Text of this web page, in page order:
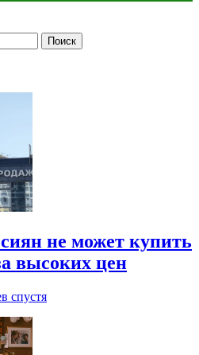
не может купить
высоких цен
спустя